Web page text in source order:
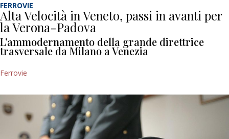
FERROVIE
Alta Velocità in Veneto, passi in avanti per
la Verona-Padova
L’ammodernamento della grande direttrice
trasversale da Milano a Venezia
Ferrovie